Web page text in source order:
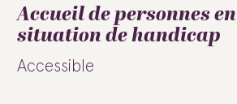
Accueil de personnes en
situation de handicap
Accessible